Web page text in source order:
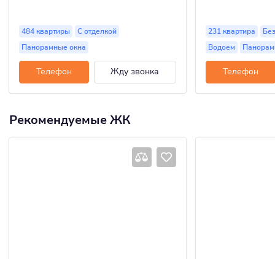
484 квартиры
С отделкой
Панорамные окна
Телефон Жду звонка
231 квартира
Водоем
Телефон
Рекомендуемые ЖК